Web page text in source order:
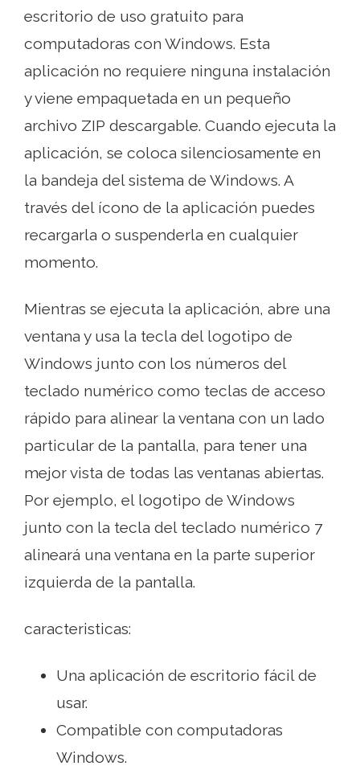
escritorio de uso gratuito para
computadoras con Windows. Esta
aplicación no requiere ninguna instalación
y viene empaquetada en un pequeño
archivo ZIP descargable. Cuando ejecuta la
aplicación, se coloca silenciosamente en
la bandeja del sistema de Windows. A
través del ícono de la aplicación puedes
recargarla o suspenderla en cualquier
momento.
Mientras se ejecuta la aplicación, abre una
ventana y usa la tecla del logotipo de
Windows junto con los números del
teclado numérico como teclas de acceso
rápido para alinear la ventana con un lado
particular de la pantalla, para tener una
mejor vista de todas las ventanas abiertas.
Por ejemplo, el logotipo de Windows
junto con la tecla del teclado numérico 7
alineará una ventana en la parte superior
izquierda de la pantalla.
caracteristicas:
Una aplicación de escritorio fácil de
usar.
Compatible con computadoras
Windows.